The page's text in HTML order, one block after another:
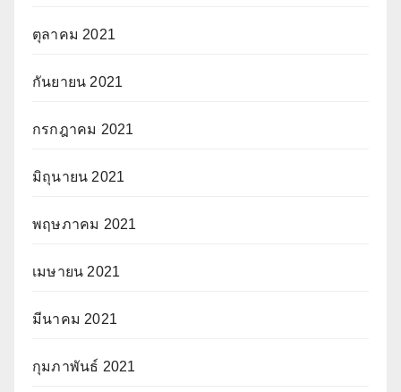
ตุลาคม 2021
กันยายน 2021
กรกฎาคม 2021
มิถุนายน 2021
พฤษภาคม 2021
เมษายน 2021
มีนาคม 2021
กุมภาพันธ์ 2021